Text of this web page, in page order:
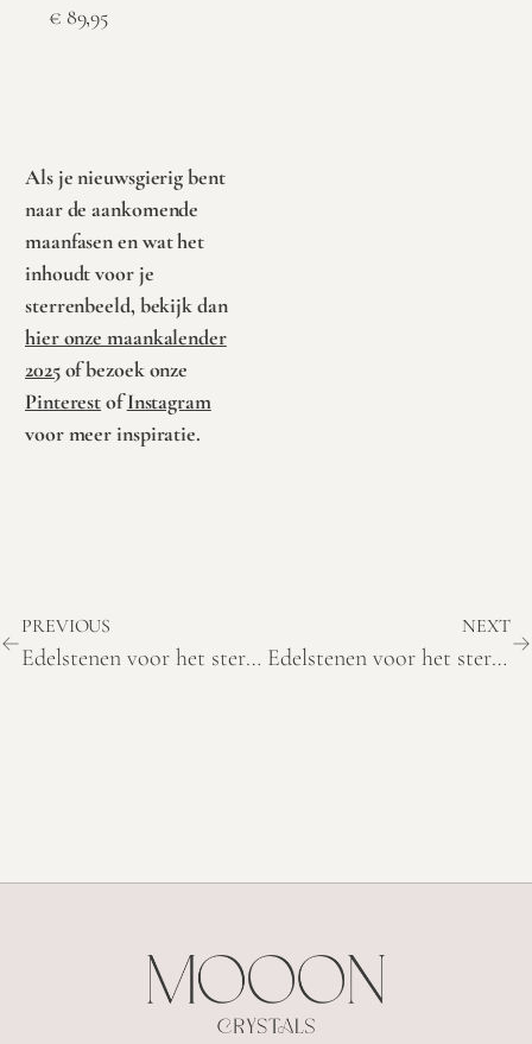
€ 89,95
Als je nieuwsgierig bent
naar de aankomende
maanfasen en wat het
inhoudt voor je
sterrenbeeld, bekijk dan
hier onze maankalender
2025of bezoek onze
PinterestofInstagram
voor meer inspiratie.
PREVIOUS
Edelstenen voor het sterrenbeeld Tweelingen
NEXT
Edelstenen voor het sterrenbeeld Kreeft